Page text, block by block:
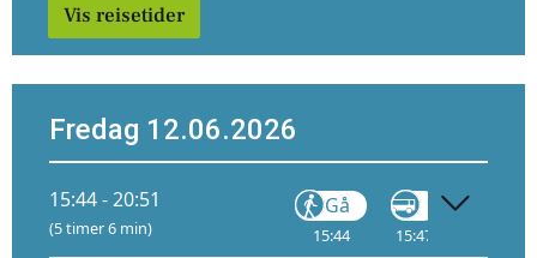
Vis reisetider
Fredag 12.06.2026
15:44 - 20:51
(5 timer 6 min)
Gå
15:44 15:47